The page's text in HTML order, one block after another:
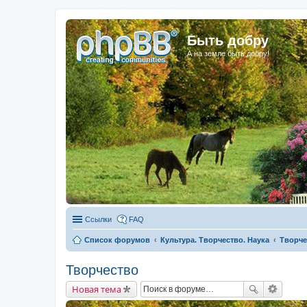
Быть добру
А на земле быть добру!
Ссылки FAQ
Список форумов Культура. Творчество. Наука
Творчество
Новая тема